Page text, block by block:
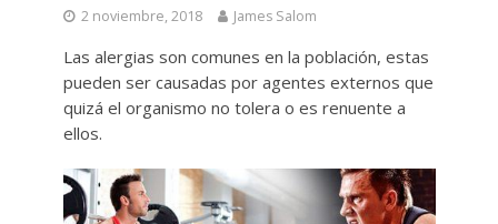
2 noviembre, 2018 James Salom
Las alergias son comunes en la población, estas
pueden ser causadas por agentes externos que
quizá el organismo no tolera o es renuente a
ellos.